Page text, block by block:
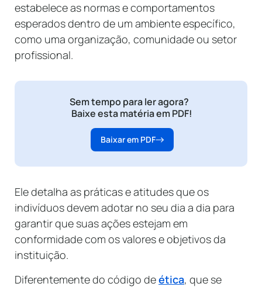
estabelece as normas e comportamentos
esperados dentro de um ambiente específico,
como uma organização, comunidade ou setor
profissional.
Sem tempo para ler agora?
Baixe esta matéria em PDF!
Baixar em PDF
Ele detalha as práticas e atitudes que os
indivíduos devem adotar no seu dia a dia para
garantir que suas ações estejam em
conformidade com os valores e objetivos da
instituição.
Diferentemente do código deética, que se